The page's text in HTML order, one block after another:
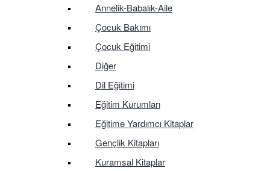
Annelik-Babalık-Aile
Çocuk Bakımı
Çocuk Eğitimi
Diğer
Dil Eğitimi
Eğitim Kurumları
Eğitime Yardımcı Kitaplar
Gençlik Kitapları
Kuramsal Kitaplar